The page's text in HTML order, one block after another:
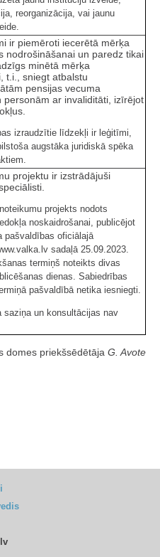
reorganizācija, vai jaunu
ir piemēroti iecerētā mērķa
nodrošināšanai un paredz tikai
minētā mērķa
t.i., sniegt atbalstu
pensijas vecuma
personām ar invaliditāti, izīrējot
izraudzītie līdzekļi ir leģitīmi,
augstāka juridiskā spēka
projektu ir izstrādājuši
projekts nodots
noskaidrošanai, publicējot
pašvaldības oficiālajā
sadaļā 25.09.2023.
termiņš noteikts divas
dienas. Sabiedrības
pašvaldībā netika iesniegti.
saziņa un konsultācijas nav
domes priekšsēdētāja G. Avote